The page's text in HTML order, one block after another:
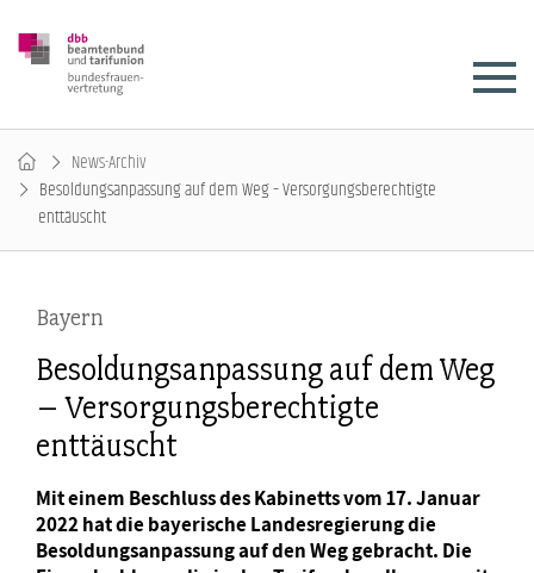
News-Archiv
Besoldungsanpassung auf dem Weg – Versorgungsberechtigte
enttäuscht
Bayern
Besoldungsanpassung auf dem Weg
– Versorgungsberechtigte
enttäuscht
Mit einem Beschluss des Kabinetts vom 17. Januar
2022 hat die bayerische Landesregierung die
Besoldungsanpassung auf den Weg gebracht. Die